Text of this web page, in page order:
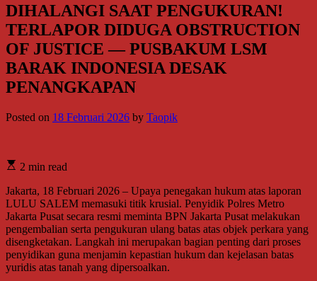
DIHALANGI SAAT PENGUKURAN!
TERLAPOR DIDUGA OBSTRUCTION
OF JUSTICE — PUSBAKUM LSM
BARAK INDONESIA DESAK
PENANGKAPAN
Posted on 18 Februari 2026 by Taopik
2 min read
Jakarta, 18 Februari 2026 – Upaya penegakan hukum atas laporan
LULU SALEM memasuki titik krusial. Penyidik Polres Metro
Jakarta Pusat secara resmi meminta BPN Jakarta Pusat melakukan
pengembalian serta pengukuran ulang batas atas objek perkara yang
disengketakan. Langkah ini merupakan bagian penting dari proses
penyidikan guna menjamin kepastian hukum dan kejelasan batas
yuridis atas tanah yang dipersoalkan.